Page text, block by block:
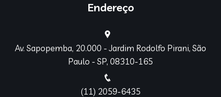
Endereço
Av. Sapopemba, 20.000 - Jardim Rodolfo Pirani, São
Paulo - SP, 08310-165
(11) 2059-6435